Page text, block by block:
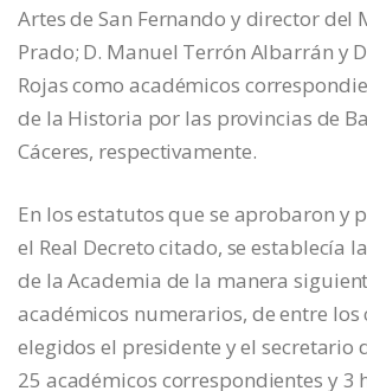
Artes de San Fernando y director del
Prado; D. Manuel Terrón Albarrán y
Rojas como académicos
de la Historia por las provincias de
Cáceres, respectivamente.
En los estatutos que se aprobaron y
el Real Decreto citado, se establecía
de la Academia de la manera
académicos numerarios, de entre los
elegidos el presidente y el secretario
25 académicos correspondientes y 3